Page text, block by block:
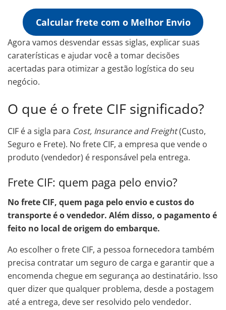
Calcular frete com o Melhor Envio
Agora vamos desvendar essas siglas, explicar suas
caraterísticas e ajudar você a tomar decisões
acertadas para otimizar a gestão logística do seu
negócio.
O que é o frete CIF significado?
CIF é a sigla para Cost, Insurance and Freight(Custo,
Seguro e Frete). No frete CIF, a empresa que vende o
produto (vendedor) é responsável pela entrega.
Frete CIF: quem paga pelo envio?
No frete CIF, quem paga pelo envio e custos do
transporte é o vendedor. Além disso, o pagamento é
feito no local de origem do embarque.
Ao escolher o frete CIF, a pessoa fornecedora também
precisa contratar um seguro de carga e garantir que a
encomenda chegue em segurança ao destinatário. Isso
quer dizer que qualquer problema, desde a postagem
até a entrega, deve ser resolvido pelo vendedor.